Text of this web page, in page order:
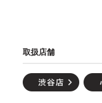
取扱店舗